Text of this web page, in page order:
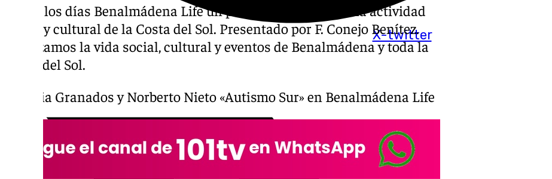
X-twitter
Todos los días Benalmádena Life un programa dedicado a la actividad
social y cultural de la Costa del Sol. Presentado por F. Conejo Benítez.
Analizamos la vida social, cultural y eventos de Benalmádena y toda la
Costa del Sol.
Patricia Granados y Norberto Nieto «Autismo Sur» en Benalmádena Life